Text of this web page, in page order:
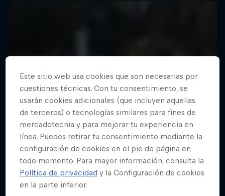
Este sitio web usa cookies que son necesarias por
cuestiones técnicas. Con tu consentimiento, se
usarán cookies adicionales (que incluyen aquellas
de terceros) o tecnologías similares para fines de
mercadotecnia y para mejorar tu experiencia en
línea. Puedes retirar tu consentimiento mediante la
configuración de cookies en el pie de página en
todo momento. Para mayor información, consulta la
Política de privacidad y la Configuración de cookies
en la parte inferior.